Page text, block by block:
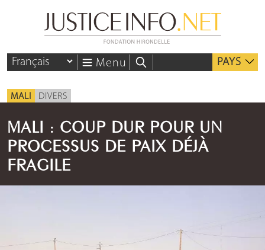
Menu PAYS
MALI DIVERS
MALI : COUP DUR POUR UN
PROCESSUS DE PAIX DÉJÀ
FRAGILE